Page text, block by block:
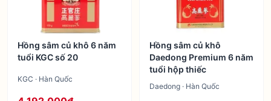
Hồng sâm củ khô 6 năm
tuổi KGC số 20
KGC · Hàn Quốc
Hồng sâm củ khô
Daedong Premium 6 năm
tuổi hộp thiếc
Daedong · Hàn Quốc